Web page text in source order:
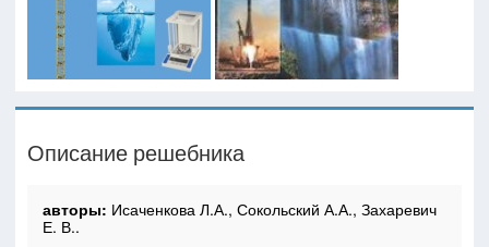
Описание решебника
авторы: Исаченкова Л.А., Сокольский А.А., Захаревич
Е. В..